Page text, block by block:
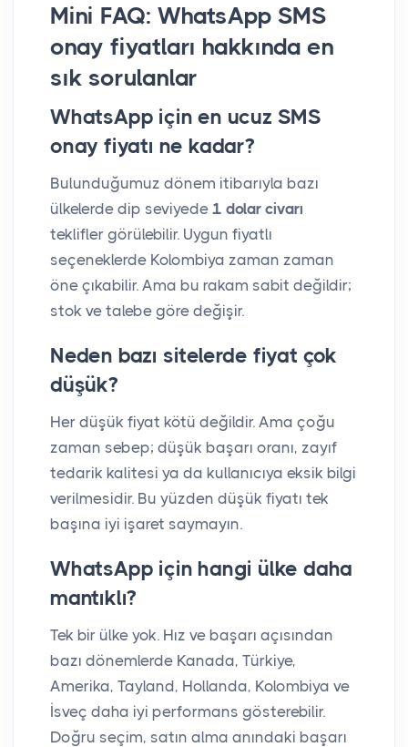
Mini FAQ: WhatsApp SMS
onay fiyatları hakkında en
sık sorulanlar
WhatsApp için en ucuz SMS
onay fiyatı ne kadar?
Bulunduğumuz dönem itibarıyla bazı
ülkelerde dip seviyede 1 dolar civarı
teklifler görülebilir. Uygun fiyatlı
seçeneklerde Kolombiya zaman zaman
öne çıkabilir. Ama bu rakam sabit değildir;
stok ve talebe göre değişir.
Neden bazı sitelerde fiyat çok
düşük?
Her düşük fiyat kötü değildir. Ama çoğu
zaman sebep; düşük başarı oranı, zayıf
tedarik kalitesi ya da kullanıcıya eksik bilgi
verilmesidir. Bu yüzden düşük fiyatı tek
başına iyi işaret saymayın.
WhatsApp için hangi ülke daha
mantıklı?
Tek bir ülke yok. Hız ve başarı açısından
bazı dönemlerde Kanada, Türkiye,
Amerika, Tayland, Hollanda, Kolombiya ve
İsveç daha iyi performans gösterebilir.
Doğru seçim, satın alma anındaki başarı